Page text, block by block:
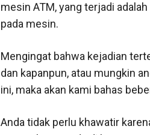
mesin ATM, yang terjadi
pada mesin.
Mengingat bahwa kejadian
dan kapanpun, atau mungkin
ini, maka akan kami bahas
Anda tidak perlu khawatir